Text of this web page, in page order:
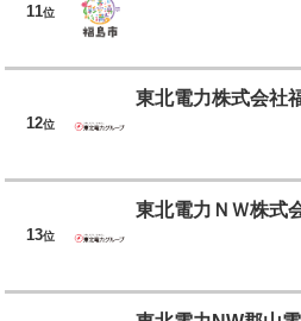
11位
12位
東北電力株式会社
13位
東北電力ＮＷ株式